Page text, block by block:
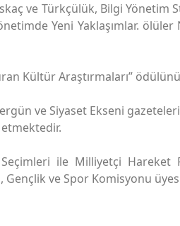
ve Türkçülük, Bilgi
Yeni Yaklaşımlar.
Kültür Araştırmaları” ödülünü
ve Siyaset Ekseni
ile Milliyetçi
ve Spor Komisyonu